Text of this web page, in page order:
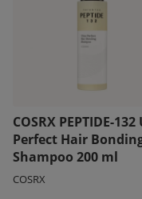
COSRX PEPTIDE-
Perfect Hair
Shampoo 200 ml
COSRX